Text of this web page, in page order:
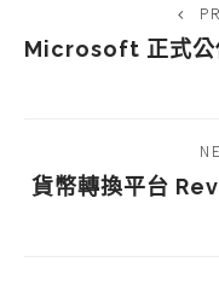
Microsoft 正式公
貨幣轉換平台